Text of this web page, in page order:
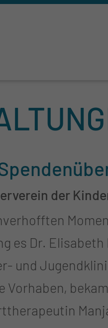
der
es Dr.
Statt eines
Vorhaben,